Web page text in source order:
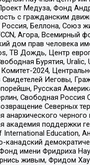
Медуза, Фонд
с гражданским
Беллона, Союз
Агора, Всемирный
дом прав человека
ТВ Дождь, Центр
Бурятия,
Комитет-2024,
Свидетелей Иеговы,
Русская
Свободная Россия
Северных
анархического
академия поддержки
International Education,
канадский
имени Фридриха
живым, Фридом